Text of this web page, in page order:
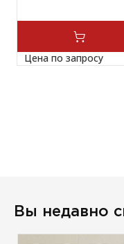
Цена по запросу
Вы недавно